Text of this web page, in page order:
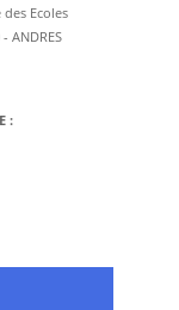
des Ecoles
ANDRES
: